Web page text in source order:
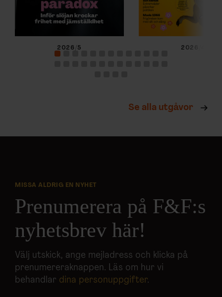
2026/5 2026/4
Se alla utgåvor
MISSA ALDRIG EN NYHET
Prenumerera på F&F:s
nyhetsbrev här!
Välj utskick, ange mejladress och klicka på
prenumereraknappen. Läs om hur vi
behandlar dina personuppgifter.